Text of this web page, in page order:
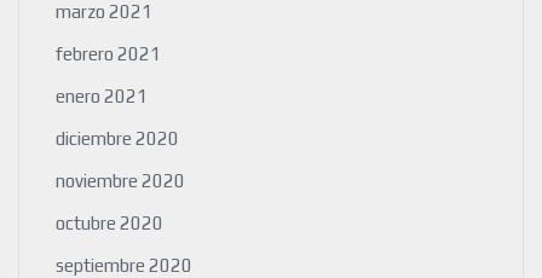
marzo 2021
febrero 2021
enero 2021
diciembre 2020
noviembre 2020
octubre 2020
septiembre 2020